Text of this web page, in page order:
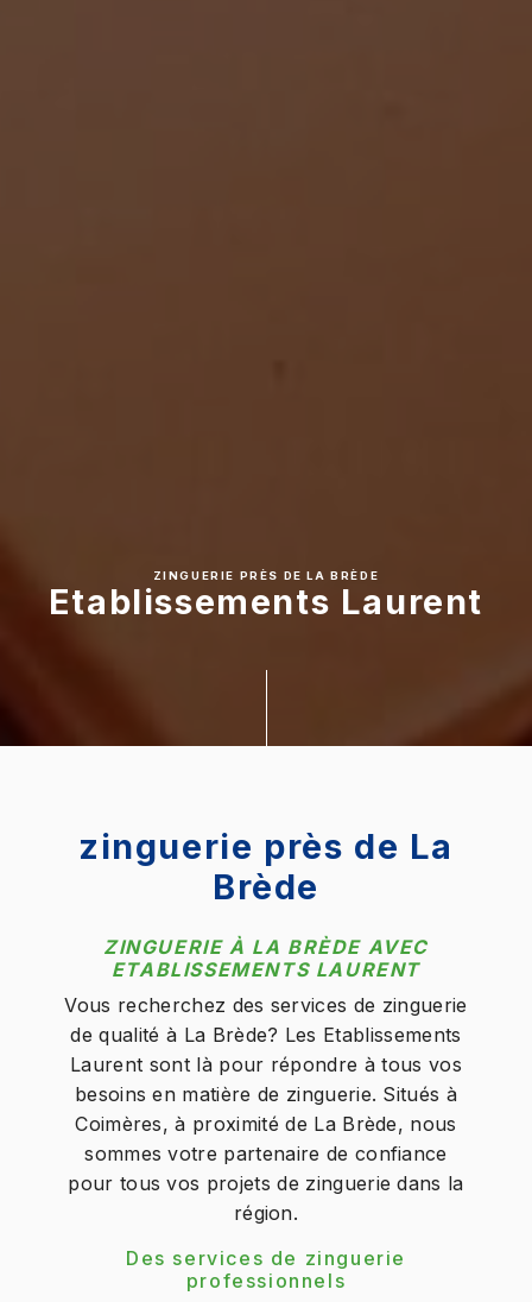
ZINGUERIE PRÈS DE LA BRÈDE
Etablissements Laurent
zinguerie près de La
Brède
ZINGUERIE À LA BRÈDE AVEC
ETABLISSEMENTS LAURENT
Vous recherchez des services de zinguerie
de qualité à La Brède? Les Etablissements
Laurent sont là pour répondre à tous vos
besoins en matière de zinguerie. Situés à
Coimères, à proximité de La Brède, nous
sommes votre partenaire de confiance
pour tous vos projets de zinguerie dans la
région.
Des services de zinguerie
professionnels